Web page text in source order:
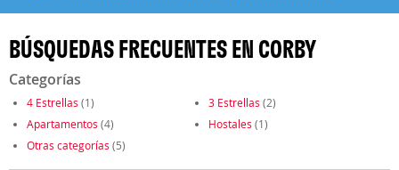
BÚSQUEDAS FRECUENTES EN CORBY
Categorías
4 Estrellas (1) 3 Estrellas (2)
Apartamentos (4) Hostales (1)
Otras categorías (5)